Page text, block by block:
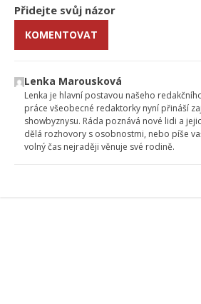
Přidejte svůj názor
KOMENTOVAT
Lenka Marousková
Lenka je hlavní postavou našeho
práce všeobecné redaktorky nyní přináší
showbyznysu. Ráda poznává nové lidi a
dělá rozhovory s osobnostmi, nebo píše
volný čas nejraději věnuje své rodině.